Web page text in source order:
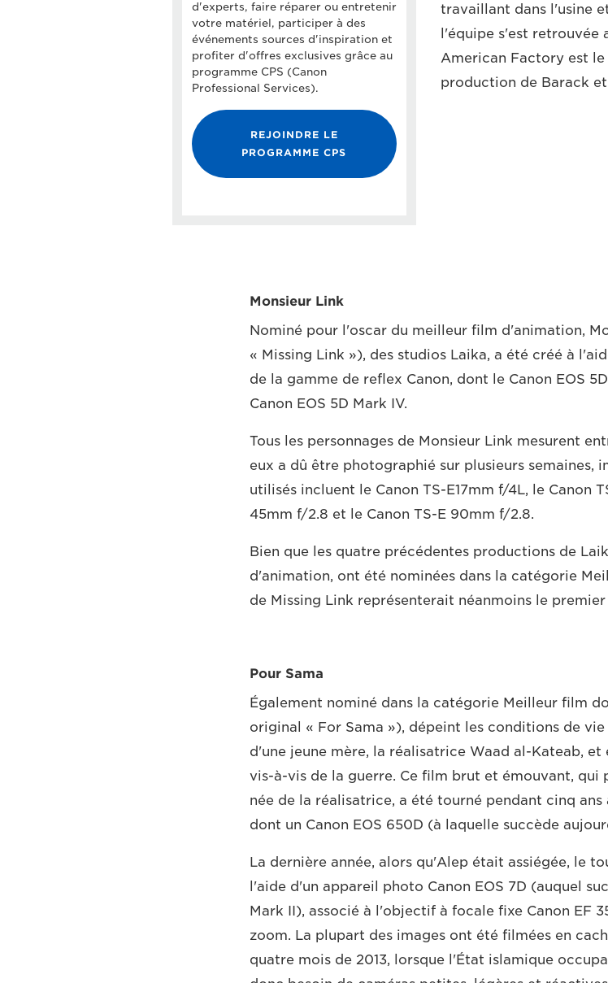
d'experts, faire réparer ou entretenir
votre matériel, participer à des
événements sources d'inspiration et
profiter d'offres exclusives grâce au
programme CPS (Canon
Professional Services).
REJOINDRE LE
PROGRAMME CPS
travaillant dans l'usine
l'équipe s'est retrouvée
American Factory est
production de Barack
Monsieur Link
Nominé pour l'oscar du meilleur film d'animation,
« Missing Link »), des studios Laika, a été créé à
de la gamme de reflex Canon, dont le Canon EOS
Canon EOS 5D Mark IV.
Tous les personnages de Monsieur Link mesurent
eux a dû être photographié sur plusieurs semaines,
utilisés incluent le Canon TS-E17mm f/4L, le Canon
45mm f/2.8 et le Canon TS-E 90mm f/2.8.
Bien que les quatre précédentes productions de
d'animation, ont été nominées dans la catégorie
de Missing Link représenterait néanmoins le
Pour Sama
Également nominé dans la catégorie Meilleur film
original « For Sama »), dépeint les conditions de
d'une jeune mère, la réalisatrice Waad al-Kateab,
vis-à-vis de la guerre. Ce film brut et émouvant, qui
née de la réalisatrice, a été tourné pendant cinq
dont un Canon EOS 650D (à laquelle succède
La dernière année, alors qu'Alep était assiégée, le
l'aide d'un appareil photo Canon EOS 7D (auquel
Mark II), associé à l'objectif à focale fixe Canon EF
zoom. La plupart des images ont été filmées en
quatre mois de 2013, lorsque l'État islamique